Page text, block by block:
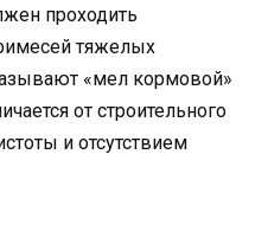
проходить
тяжелых
«мел кормовой»
от строительного
и отсутствием